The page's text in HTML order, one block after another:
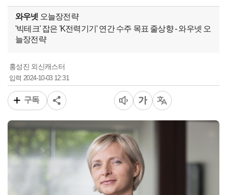
와우넷 오늘장전략
'빅테크' 잡은 'K전력기기' 연간 수주 목표 줄상향 - 와우넷 오
늘장전략
홍성진 외신캐스터
입력 2024-10-03 12:31
구독